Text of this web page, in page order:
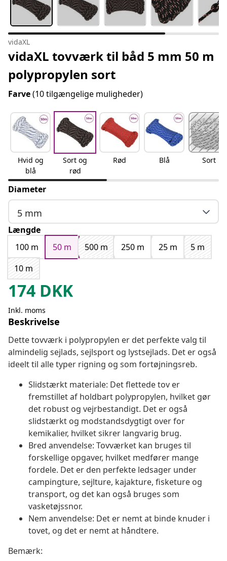
vidaXL
vidaXL tovværk til båd 5 mm 50 m
polypropylen sort
Farve(10 tilgængelige muligheder)
Hvid og
blå
Sort og
rød
Rød Blå Sort
Diameter
5 mm
Længde
100 m
50 m 500 m 250 m 25 m
5 m
10 m
174 DKK
Inkl. moms
Beskrivelse
Dette tovværk i polypropylen er det perfekte valg til
almindelig sejlads, sejlsport og lystsejlads. Det er også
ideelt til alle typer rigning og som fortøjningsreb.
Slidstærkt materiale: Det flettede tov er
fremstillet af holdbart polypropylen, hvilket gør
det robust og vejrbestandigt. Det er også
slidstærkt og modstandsdygtigt over for
kemikalier, hvilket sikrer langvarig brug.
Bred anvendelse: Tovværket kan bruges til
forskellige opgaver, hvilket medfører mange
fordele. Det er den perfekte ledsager under
campingture, sejlture, kajakture, fisketure og
transport, og det kan også bruges som
vasketøjssnor.
Nem anvendelse: Det er nemt at binde knuder i
tovet, og det er nemt at håndtere.
Bemærk: